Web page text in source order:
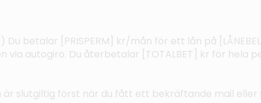
betalar [PRISPERM] kr/mån för ett lån på
via autogiro. Du återbetalar [TOTALBET] kr för hela
slutgiltig först när du fått ett bekräftande mail